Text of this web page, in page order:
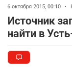
6 октября 2015, 00:10 •
Источник
найти в